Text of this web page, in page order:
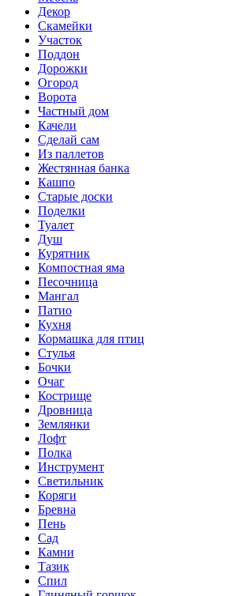
Декор
Скамейки
Участок
Поддон
Дорожки
Огород
Ворота
Частный дом
Качели
Сделай сам
Из паллетов
Жестянная банка
Кашпо
Старые доски
Поделки
Туалет
Душ
Курятник
Компостная яма
Песочница
Мангал
Патио
Кухня
Кормашка для птиц
Стулья
Бочки
Очаг
Кострище
Дровница
Землянки
Лофт
Полка
Инструмент
Светильник
Коряги
Бревна
Пень
Сад
Камни
Тазик
Спил